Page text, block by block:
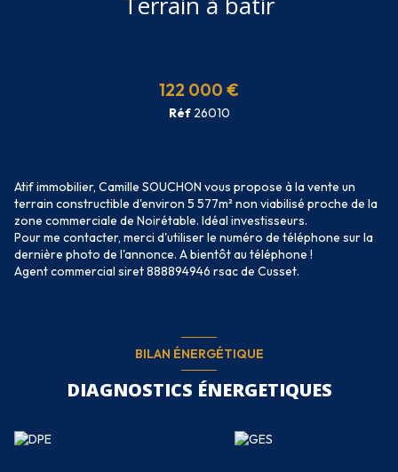
122 000 €
Réf 26010
Atif immobilier, Camille SOUCHON vous propose à la vente un
terrain constructible d'environ 5 577m² non viabilisé proche de la
zone commerciale de Noirétable. Idéal investisseurs.
Pour me contacter, merci d'utiliser le numéro de téléphone sur la
dernière photo de l'annonce. A bientôt au téléphone !
Agent commercial siret 888894946 rsac de Cusset.
BILAN ÉNERGÉTIQUE
DIAGNOSTICS ÉNERGETIQUES